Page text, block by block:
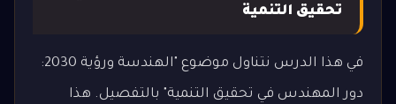
تحقيق التنمية
في هذا الدرس نتناول موضوع "الهندسة ورؤية 2030:
دور المهندس في تحقيق التنمية" بالتفصيل. هذا